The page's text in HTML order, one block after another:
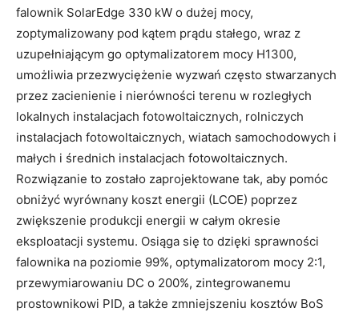
falownik SolarEdge 330 kW o dużej mocy,
zoptymalizowany pod kątem prądu stałego, wraz z
uzupełniającym go optymalizatorem mocy H1300,
umożliwia przezwyciężenie wyzwań często stwarzanych
przez zacienienie i nierówności terenu w rozległych
lokalnych instalacjach fotowoltaicznych, rolniczych
instalacjach fotowoltaicznych, wiatach samochodowych i
małych i średnich instalacjach fotowoltaicznych.
Rozwiązanie to zostało zaprojektowane tak, aby pomóc
obniżyć wyrównany koszt energii (LCOE) poprzez
zwiększenie produkcji energii w całym okresie
eksploatacji systemu. Osiąga się to dzięki sprawności
falownika na poziomie 99%, optymalizatorom mocy 2:1,
przewymiarowaniu DC o 200%, zintegrowanemu
prostownikowi PID, a także zmniejszeniu kosztów BoS